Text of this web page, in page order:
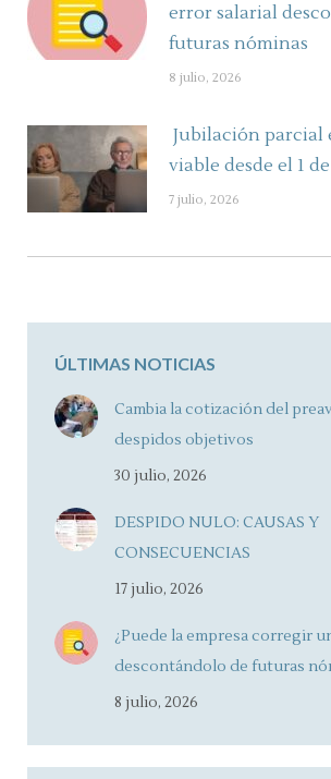
error salarial
futuras nóminas
8 julio, 2026
Jubilación parcial
viable desde el 1
7 julio, 2026
ÚLTIMAS NOTICIAS
Cambia la cotización del
despidos objetivos
30 julio, 2026
DESPIDO NULO: CAUSAS Y
CONSECUENCIAS
17 julio, 2026
¿Puede la empresa corregir
descontándolo de futuras
8 julio, 2026